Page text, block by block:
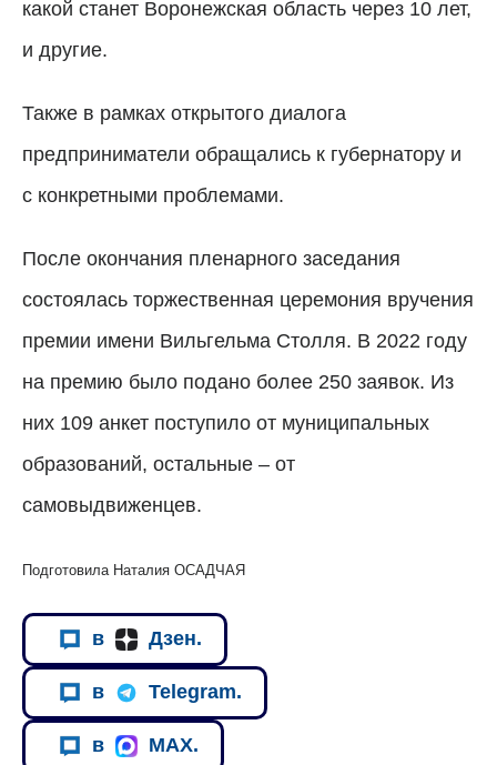
какой станет Воронежская область через 10 лет,
и другие.
Также в рамках открытого диалога
предприниматели обращались к губернатору и
с конкретными проблемами.
После окончания пленарного заседания
состоялась торжественная церемония вручения
премии имени Вильгельма Столля. В 2022 году
на премию было подано более 250 заявок. Из
них 109 анкет поступило от муниципальных
образований, остальные – от
самовыдвиженцев.
Подготовила Наталия ОСАДЧАЯ
в Дзен.
в Telegram.
в MAX.